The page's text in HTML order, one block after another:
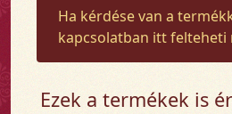
Ha kérdése van a
kapcsolatban itt felteheti
Ezek a termékek is